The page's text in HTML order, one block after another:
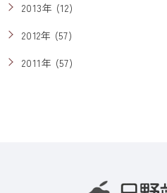
2013年 (12)
2012年 (57)
2011年 (57)